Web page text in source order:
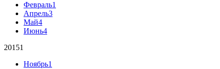
Февраль1
Апрель3
Май4
Июнь4
20151
Ноябрь1